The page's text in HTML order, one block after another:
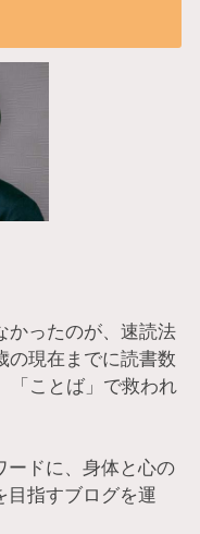
かったのが、速読法
の現在までに読書数
「ことば」で救われ
ードに、身体と心の
目指すブログを運